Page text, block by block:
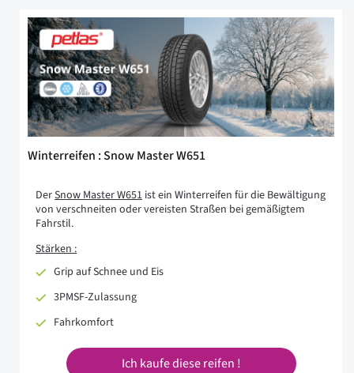
Winterreifen : Snow Master W651
DerSnow Master W651 ist ein Winterreifen für die Bewältigung
von verschneiten oder vereisten Straßen bei gemäßigtem
Fahrstil.
Stärken :
Grip auf Schnee und Eis
3PMSF-Zulassung
Fahrkomfort
Ich kaufe diese reifen !